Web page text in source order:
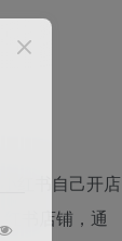
红书自己开店
书店铺，通